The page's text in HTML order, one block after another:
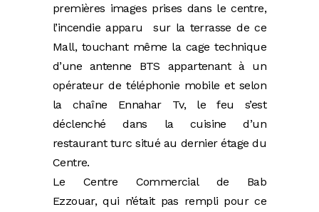
premières images prises dans le centre,
l’incendie apparu sur la terrasse de ce
Mall, touchant même la cage technique
d’une antenne BTS appartenant à un
opérateur de téléphonie mobile et selon
la chaîne Ennahar Tv, le feu s’est
déclenché dans la cuisine d’un
restaurant turc situé au dernier étage du
Centre.
Le Centre Commercial de Bab
Ezzouar, qui n’était pas rempli pour ce